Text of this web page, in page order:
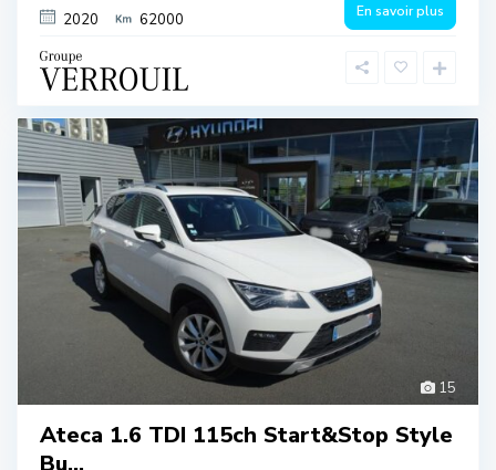
2020 62000 En savoir plus
15
Ateca 1.6 TDI 115ch Start&Stop Style